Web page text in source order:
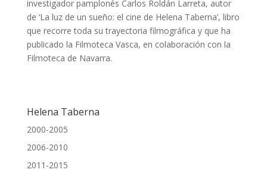
investigador pamplonés Carlos Roldán Larreta, autor
de ‘La luz de un sueño: el cine de Helena Taberna’, libro
que recorre toda su trayectoria filmográfica y que ha
publicado la Filmoteca Vasca, en colaboración con la
Filmoteca de Navarra.
Helena Taberna
2000-2005
2006-2010
2011-2015